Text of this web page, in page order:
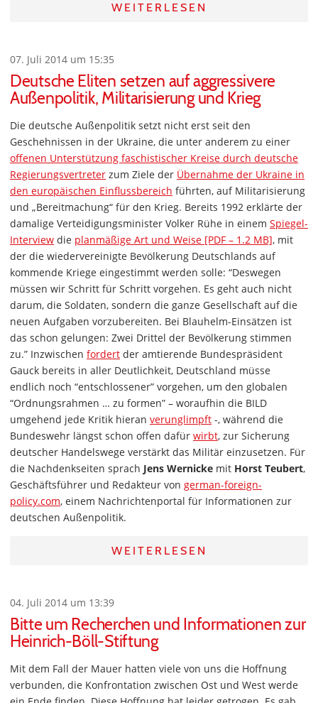
WEITERLESEN
07. Juli 2014 um 15:35
Deutsche Eliten setzen auf aggressivere
Außenpolitik, Militarisierung und Krieg
Die deutsche Außenpolitik setzt nicht erst seit den
Geschehnissen in der Ukraine, die unter anderem zu einer
offenen Unterstützung faschistischer Kreise durch deutsche
Regierungsvertreter zum Ziele der Übernahme der Ukraine in
den europäischen Einflussbereich führten, auf Militarisierung
und „Bereitmachung“ für den Krieg. Bereits 1992 erklärte der
damalige Verteidigungsminister Volker Rühe in einem Spiegel-
Interview die planmäßige Art und Weise [PDF – 1.2 MB], mit
der die wiedervereinigte Bevölkerung Deutschlands auf
kommende Kriege eingestimmt werden solle: “Deswegen
müssen wir Schritt für Schritt vorgehen. Es geht auch nicht
darum, die Soldaten, sondern die ganze Gesellschaft auf die
neuen Aufgaben vorzubereiten. Bei Blauhelm-Einsätzen ist
das schon gelungen: Zwei Drittel der Bevölkerung stimmen
zu.” Inzwischen fordert der amtierende Bundespräsident
Gauck bereits in aller Deutlichkeit, Deutschland müsse
endlich noch “entschlossener” vorgehen, um den globalen
“Ordnungsrahmen … zu formen” – woraufhin die BILD
umgehend jede Kritik hieran verunglimpft -, während die
Bundeswehr längst schon offen dafür wirbt, zur Sicherung
deutscher Handelswege verstärkt das Militär einzusetzen. Für
die Nachdenkseiten sprach Jens Wernicke mit Horst Teubert,
Geschäftsführer und Redakteur von german-foreign-
policy.com, einem Nachrichtenportal für Informationen zur
deutschen Außenpolitik.
WEITERLESEN
04. Juli 2014 um 13:39
Bitte um Recherchen und Informationen zur
Heinrich-Böll-Stiftung
Mit dem Fall der Mauer hatten viele von uns die Hoffnung
verbunden, die Konfrontation zwischen Ost und West werde